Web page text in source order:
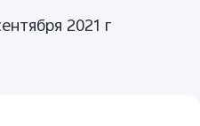
2021 г